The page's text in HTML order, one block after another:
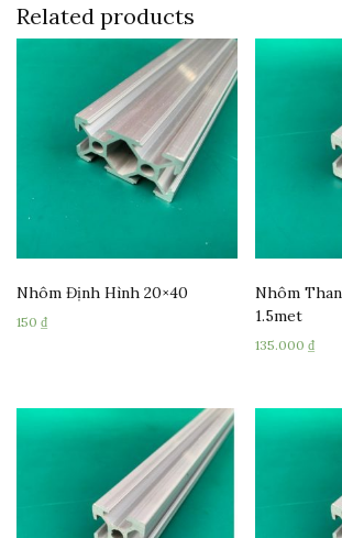
Related products
Nhôm Định Hình 20×40
150 ₫
Nhôm
1.5met
135.000₫